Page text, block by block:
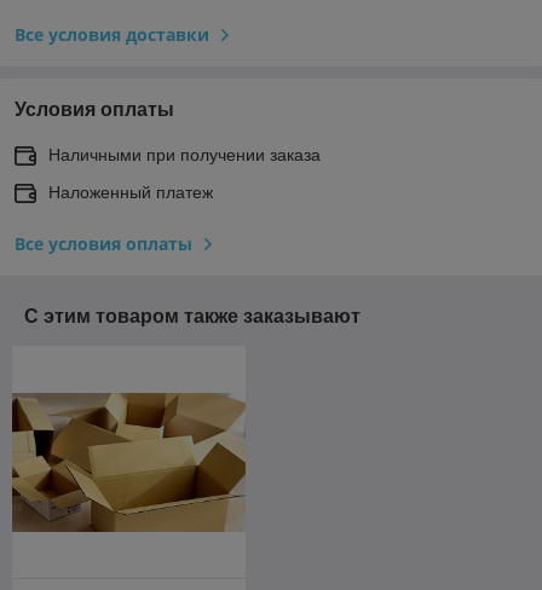
Все условия доставки
Условия оплаты
Наличными при получении заказа
Наложенный платеж
Все условия оплаты
С этим товаром также заказывают